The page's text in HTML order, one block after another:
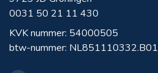
0031 50 21 11 430
KVK nummer: 54000505
btw-nummer: NL851110332.B01